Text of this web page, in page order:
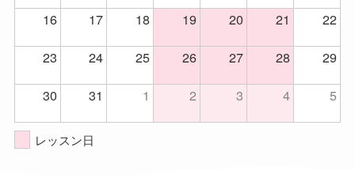
16
17 18 19 20 21
22
23
24 25 26 27 28
29
30
31 1 2 3 4 5
レッスン日